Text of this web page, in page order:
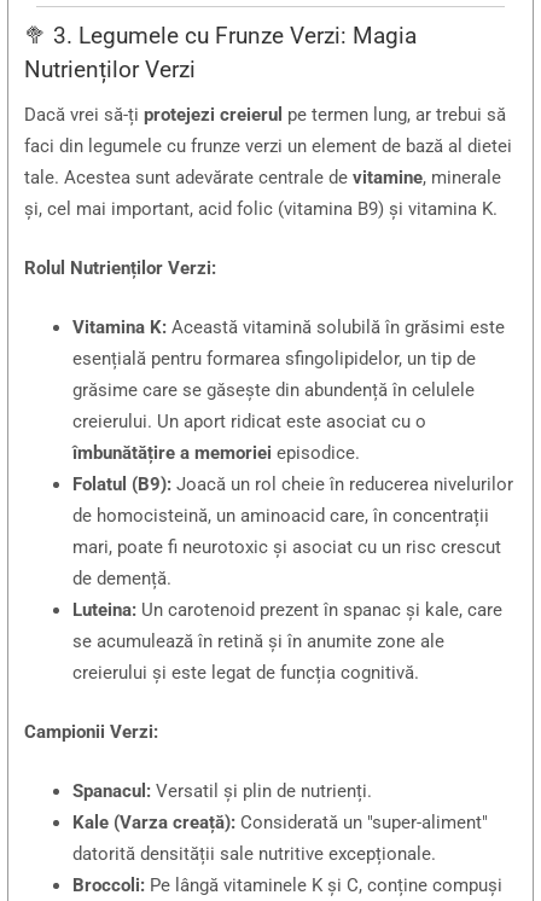
🥦 3. Legumele cu Frunze Verzi: Magia
Nutrienților Verzi
Dacă vrei să-țiprotejezi creierul pe termen lung, ar trebui să
faci din legumele cu frunze verzi un element de bază al dietei
tale. Acestea sunt adevărate centrale devitamine, minerale
și, cel mai important, acid folic (vitamina B9) și vitamina K.
Rolul Nutrienților Verzi:
Vitamina K: Această vitamină solubilă în grăsimi este
esențială pentru formarea sfingolipidelor, un tip de
grăsime care se găsește din abundență în celulele
creierului. Un aport ridicat este asociat cu o
îmbunătățire a memoriei episodice.
Folatul (B9): Joacă un rol cheie în reducerea nivelurilor
de homocisteină, un aminoacid care, în concentrații
mari, poate fi neurotoxic și asociat cu un risc crescut
de demență.
Luteina: Un carotenoid prezent în spanac și kale, care
se acumulează în retină și în anumite zone ale
creierului și este legat de funcția cognitivă.
Campionii Verzi:
Spanacul: Versatil și plin de nutrienți.
Kale (Varza creață): Considerată un "super-aliment"
datorită densității sale nutritive excepționale.
Broccoli: Pe lângă vitaminele K și C, conține compuși